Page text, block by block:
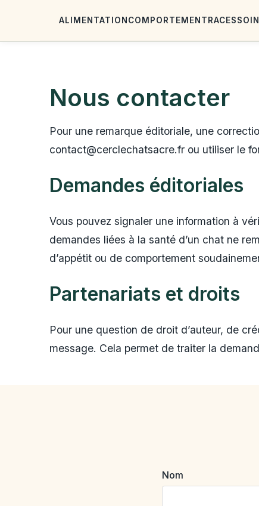
ALIMENTATION COMPORTEMENT RACES
Nous contacter
Pour une remarque éditoriale, une
contact@cerclechatsacre.fr ou utiliser le
Demandes éditoriales
Vous pouvez signaler une information à
demandes liées à la santé d’un chat ne
d’appétit ou de comportement
Partenariats et droits
Pour une question de droit d’auteur, de
message. Cela permet de traiter la
Nom